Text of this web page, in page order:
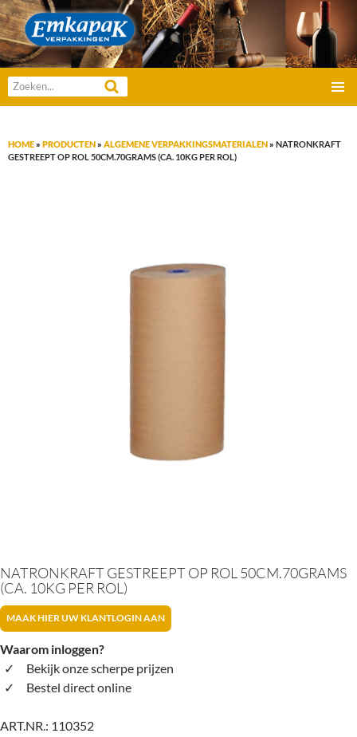
Emkapak Verpakkingen B.V.
Zoeken
naar:
GA
INHOUD
HOME» PRODUCTEN» ALGEMENE VERPAKKINGSMATERIALEN» NATRONKRAFT
GESTREEPT OP ROL 50CM.70GRAMS (CA. 10KG PER ROL)
NATRONKRAFT GESTREEPT OP ROL 50CM.70GRAMS
(CA. 10KG PER ROL)
MAAK HIER UW KLANTLOGIN AAN
Waarom inloggen?
Bekijk onze scherpe prijzen
Bestel direct online
ART.NR.: 110352